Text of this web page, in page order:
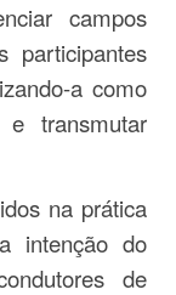
campos
participantes
a como
transmutar
na prática
intenção do
de